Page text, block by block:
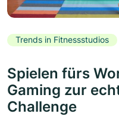
Trends in Fitnessstudios
Spielen fürs
Gaming zur
Challenge